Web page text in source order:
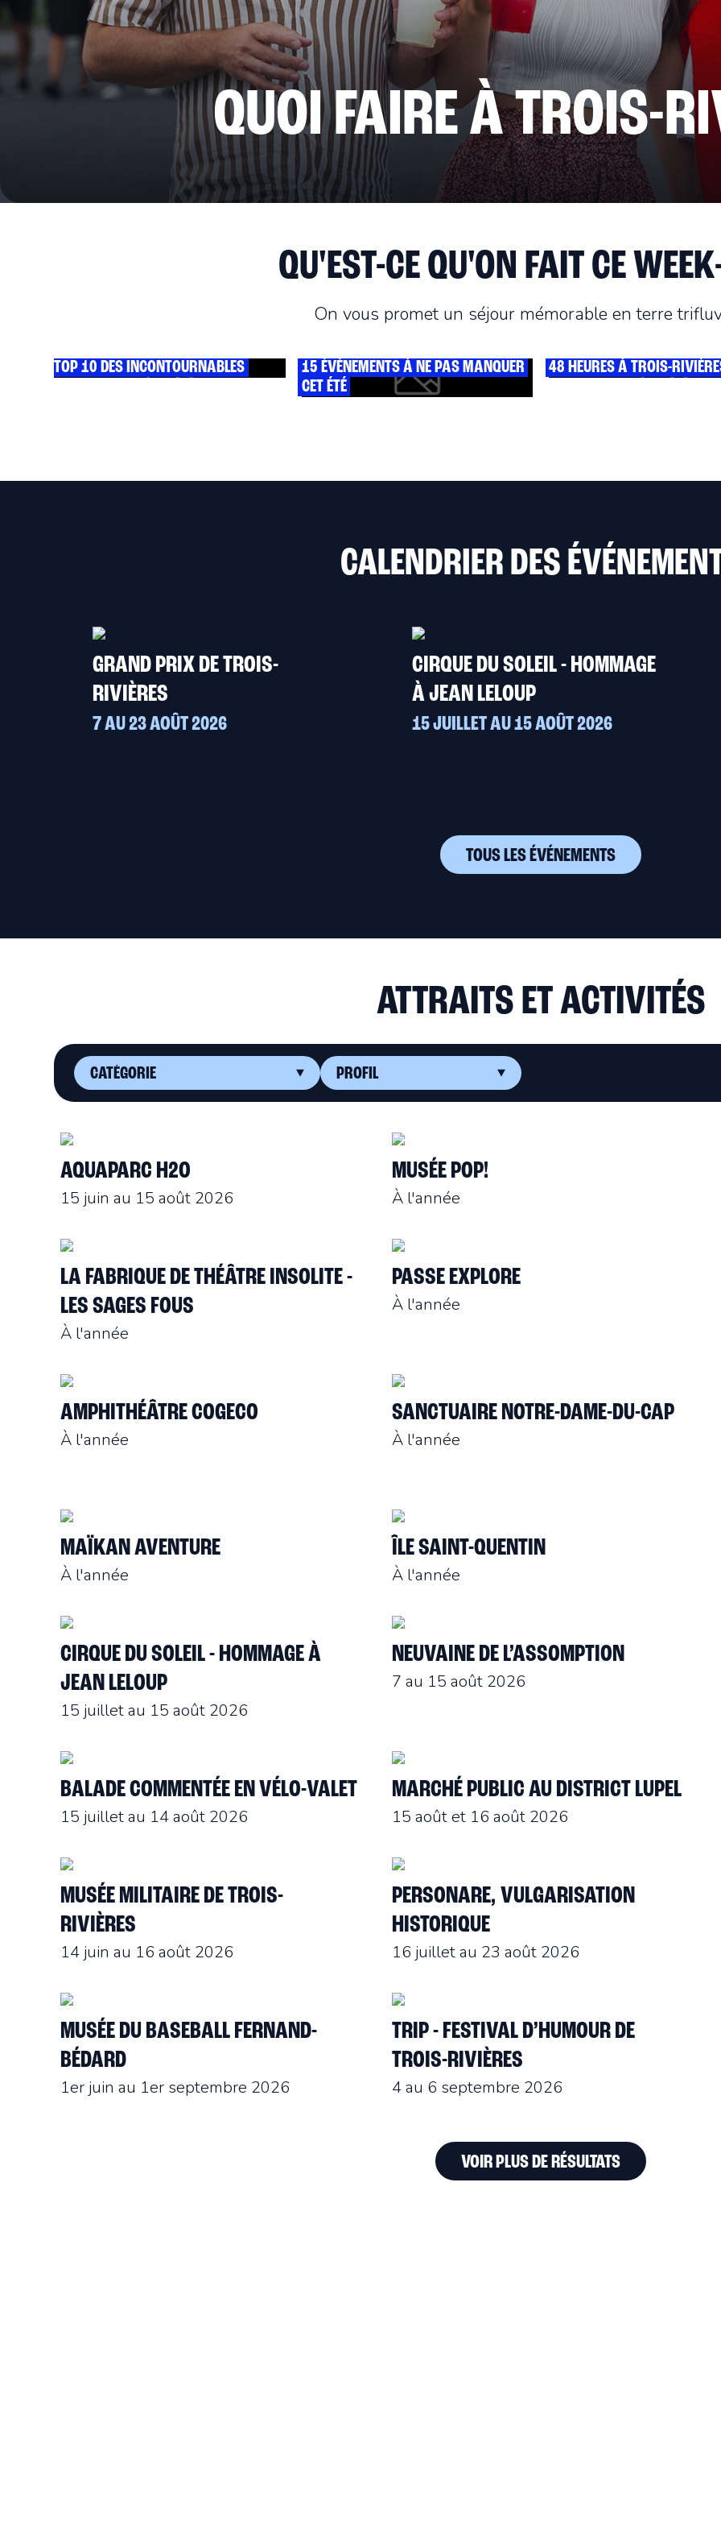
QUOI FAIRE ÀTROIS-
QU'EST-CE QU'ON FAIT CE
On vous promet un séjour mémorable en terre
TOP 10 DES INCONTOURNABLES
15 ÉVÉNEMENTS À NE PAS MANQUER
CET ÉTÉ
48 HEURES À TROIS-
CALENDRIER DES
GRAND PRIX DE TROIS-
RIVIÈRES
7 AU 23 AOÛT 2026
CIRQUE DU SOLEIL - HOMMAGE
À JEAN LELOUP
15 JUILLET AU 15 AOÛT 2026
TOUS LES ÉVÉNEMENTS
ATTRAITS ET ACTIVITÉS
AQUAPARC H2O
15 juin au 15 août 2026
MUSÉE POP!
À l'année
LA FABRIQUE DE THÉÂTRE INSOLITE -
LES SAGES FOUS
À l'année
PASSE EXPLORE
À l'année
AMPHITHÉÂTRE COGECO
À l'année
SANCTUAIRE NOTRE-DAME-DU-CAP
À l'année
MAÏKAN AVENTURE
À l'année
ÎLE SAINT-QUENTIN
À l'année
CIRQUE DU SOLEIL - HOMMAGE À
JEAN LELOUP
15 juillet au 15 août 2026
NEUVAINE DE L’ASSOMPTION
7 au 15 août 2026
BALADE COMMENTÉE EN VÉLO-VALET
15 juillet au 14 août 2026
MARCHÉ PUBLIC AU DISTRICT LUPEL
15 août et 16 août 2026
MUSÉE MILITAIRE DE TROIS-
RIVIÈRES
14 juin au 16 août 2026
PERSONARE, VULGARISATION
HISTORIQUE
16 juillet au 23 août 2026
MUSÉE DU BASEBALL FERNAND-
BÉDARD
1er juin au 1er septembre 2026
TRIP - FESTIVAL D’HUMOUR DE
TROIS-RIVIÈRES
4 au 6 septembre 2026
VOIR PLUS DE RÉSULTATS